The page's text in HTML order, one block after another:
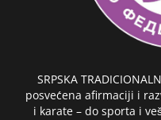
SRPSKA
posvećena afirmaciji i
i karate – do sporta i